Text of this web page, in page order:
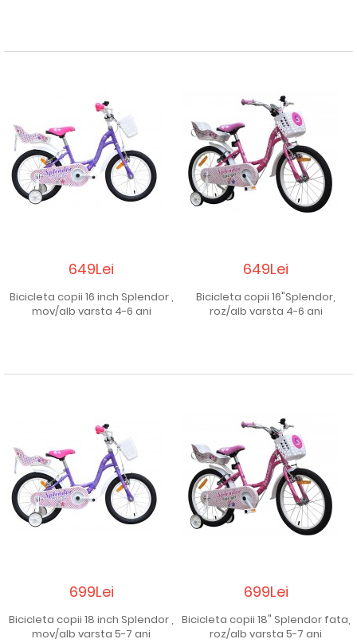
649Lei
Bicicleta copii 16 inch Splendor ,
mov/alb varsta 4-6 ani
649Lei
Bicicleta copii 16"Splendor,
roz/alb varsta 4-6 ani
699Lei
Bicicleta copii 18 inch Splendor ,
mov/alb varsta 5-7 ani
699Lei
Bicicleta copii 18" Splendor fata,
roz/alb varsta 5-7 ani